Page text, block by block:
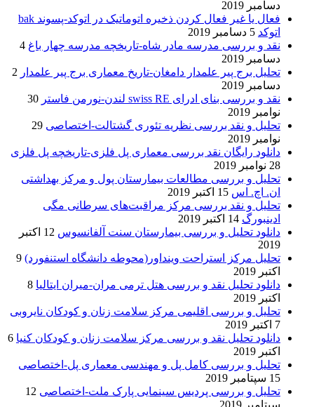
دسامبر 2019
فعال یا غیر فعال کردن ذخیره اتوماتیک در اتوکد-پسوند bak
اتوکد 5 دسامبر 2019
نقد و بررسی مدرسه مادر شاه-تاریخچه مدرسه چهار باغ 4
دسامبر 2019
تحلیل برج پیر علمدار دامغان-تاریخ معماری برج پیر علمدار 2
دسامبر 2019
نقد و بررسی بنای ادرای swiss RE لندن-نورمن فاستر
30
نوامبر 2019
تحلیل و نقد بررسی نظریه تئوری گشتالت-اختصاصی 29
نوامبر 2019
دانلود رایگان نقد بررسی معماری پل فلزی-تاریخچه پل فلزی
28 نوامبر 2019
تحلیل و بررسی مطالعات بیمارستان پول و مرکز بهداشتی
ان. اچ. اس 15 اکتبر 2019
تحلیل و نقد بررسی مرکز مراقبت‌های سرطانی مگی
ادینبورگ 14 اکتبر 2019
دانلود تحلیل و بررسی بیمارستان سنت آلفانسوس
12 اکتبر
2019
تحلیل مرکز استراحت وینداور(محوطه دانشگاه استنفورد) 9
اکتبر 2019
دانلود تحلیل نقد و بررسی هتل ترمی مران-میران ایتالیا 8
اکتبر 2019
تحلیل و بررسی اقلیمی مرکز سلامت زنان و کودکان نایروبی
7 اکتبر 2019
دانلود تحلیل نقد و بررسی مرکز سلامت زنان و کودکان کنیا 6
اکتبر 2019
تحلیل و بررسی کامل پل و مهندسی معماری پل-اختصاصی
15 سپتامبر 2019
تحلیل و بررسی پردیس سینمایی پارک ملت-اختصاصی 12
سپتامبر 2019